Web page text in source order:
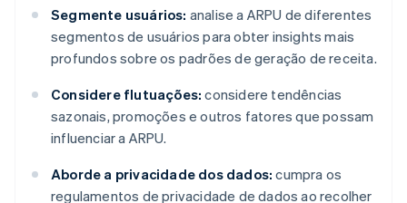
Segmente usuários: analise a ARPU de diferentes
segmentos de usuários para obter insights mais
profundos sobre os padrões de geração de receita.
Considere flutuações: considere tendências
sazonais, promoções e outros fatores que possam
influenciar a ARPU.
Aborde a privacidade dos dados: cumpra os
regulamentos de privacidade de dados ao recolher